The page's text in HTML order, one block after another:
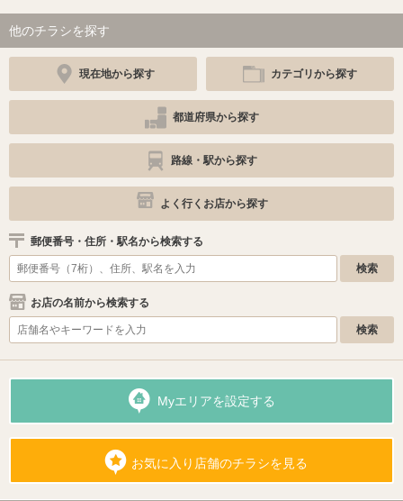
他のチラシを探す
現在地から探す カテゴリから探す
都道府県から探す
路線・駅から探す
よく行くお店から探す
郵便番号・住所・駅名から検索する
お店の名前から検索する
Myエリアを設定する
お気に入り店舗のチラシを見る